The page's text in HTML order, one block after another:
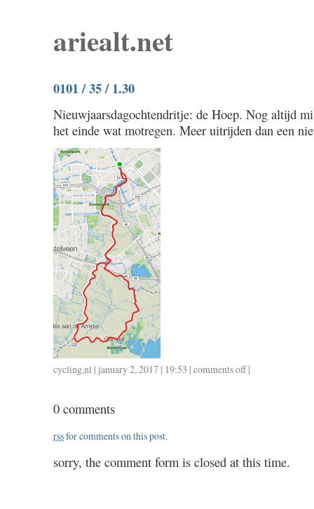
ariealt.net
0101 / 35 / 1.30
Nieuwjaarsdagochtendritje: de Hoep. Nog altijd
het einde wat motregen. Meer uitrijden dan een
cycling,nl | january 2, 2017 | 19:53 | comments offon
|
0 comments
rssfor comments on this post.
sorry, the comment form is closed at this time.